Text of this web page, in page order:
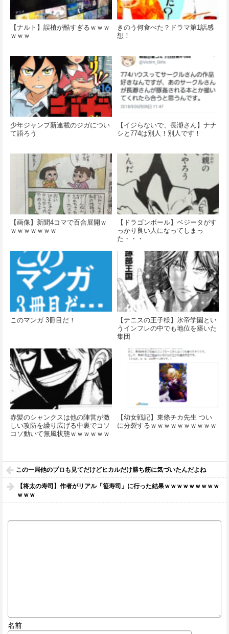
【ナルト】誤植が酷すぎるｗｗｗ
ｗｗｗ
きのう何食べた？ドラマ第1話感
想！
少年ジャンプ新連載のジガについ
て語ろう
【イジらないで、長瀞さん】ナナ
シと774は別人！別人です！
【画像】新聞4コマで百合展開ｗ
ｗｗｗｗｗｗｗ
【ドラゴンボール】ベジータがす
っかり良い人になってしまっ
た・・・
このマンガ 3冊目だ！
【テニスの王子様】氷帝学園とい
うインフレの中でも地位を築いた
集団
赤髪のシャンクスは他の陣営が激
しい攻防を繰り広げる中裏でコソ
コソ動いて無風状態ｗｗｗｗｗｗ
【幼女戦記】東條チカ先生 つい
に分裂するｗｗｗｗｗｗｗｗｗｗ
この一局他のプロも見てだけどヒカルだけ勝ち筋に気づいたんだよね
【将太の寿司】作者がリアル「笹寿司」に行った結果ｗｗｗｗｗｗｗｗｗ
ｗｗｗ
名前